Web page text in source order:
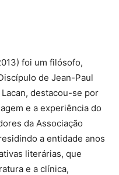
foi um filósofo,
de Jean-Paul
destacou-se por
e a experiência do
da Associação
a entidade anos
literárias, que
e a clínica,